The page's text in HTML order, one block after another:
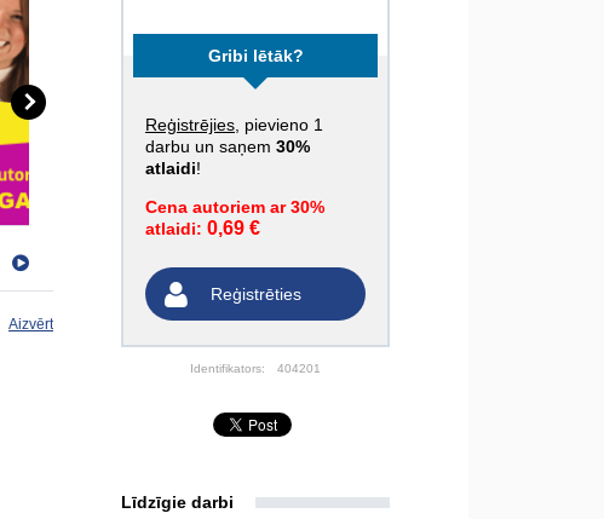
Gribi lētāk?
Reģistrējies , pievieno 1
darbu un saņem 30%
atlaidi!
Cena autoriem ar 30%
atlaidi: 0,69 €
Reģistrēties
Identifikators: 404201
Aizvērt
Līdzīgie darbi